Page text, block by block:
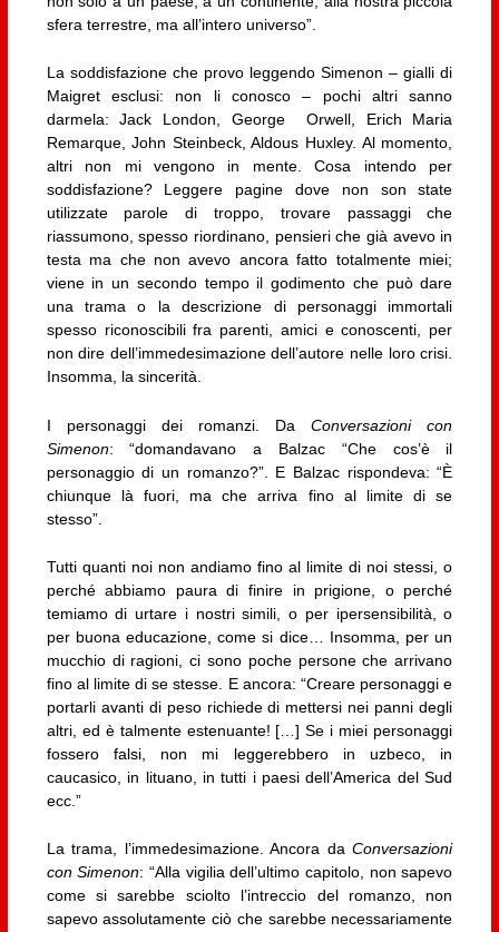
sfera terrestre, ma all’intero universo”.
La soddisfazione che provo leggendo Simenon – gialli di
Maigret esclusi: non li conosco – pochi altri sanno
darmela: Jack London, George Orwell, Erich Maria
Remarque, John Steinbeck, Aldous Huxley. Al momento,
altri non mi vengono in mente. Cosa intendo per
soddisfazione? Leggere pagine dove non son state
utilizzate parole di troppo, trovare passaggi che
riassumono, spesso riordinano, pensieri che già avevo in
testa ma che non avevo ancora fatto totalmente miei;
viene in un secondo tempo il godimento che può dare
una trama o la descrizione di personaggi immortali
spesso riconoscibili fra parenti, amici e conoscenti, per
non dire dell’immedesimazione dell’autore nelle loro crisi.
Insomma, la sincerità.
I personaggi dei romanzi. DaConversazioni con
Simenon: “domandavano a Balzac “Che cos’è il
personaggio di un romanzo?”. E Balzac rispondeva: “È
chiunque là fuori, ma che arriva fino al limite di se
stesso”.
Tutti quanti noi non andiamo fino al limite di noi stessi, o
perché abbiamo paura di finire in prigione, o perché
temiamo di urtare i nostri simili, o per ipersensibilità, o
per buona educazione, come si dice… Insomma, per un
mucchio di ragioni, ci sono poche persone che arrivano
fino al limite di se stesse. E ancora: “Creare personaggi e
portarli avanti di peso richiede di mettersi nei panni degli
altri, ed è talmente estenuante! […] Se i miei personaggi
fossero falsi, non mi leggerebbero in uzbeco, in
caucasico, in lituano, in tutti i paesi dell’America del Sud
ecc.”
La trama, l’immedesimazione. Ancora daConversazioni
con Simenon: “Alla vigilia dell’ultimo capitolo, non sapevo
come si sarebbe sciolto l’intreccio del romanzo, non
sapevo assolutamente ciò che sarebbe necessariamente